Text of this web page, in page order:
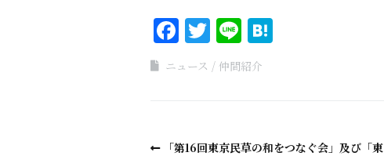
Facebook
Twitter
Line
ニュース 仲間紹介
「第16回東京民草の和をつなぐ会」及び「東